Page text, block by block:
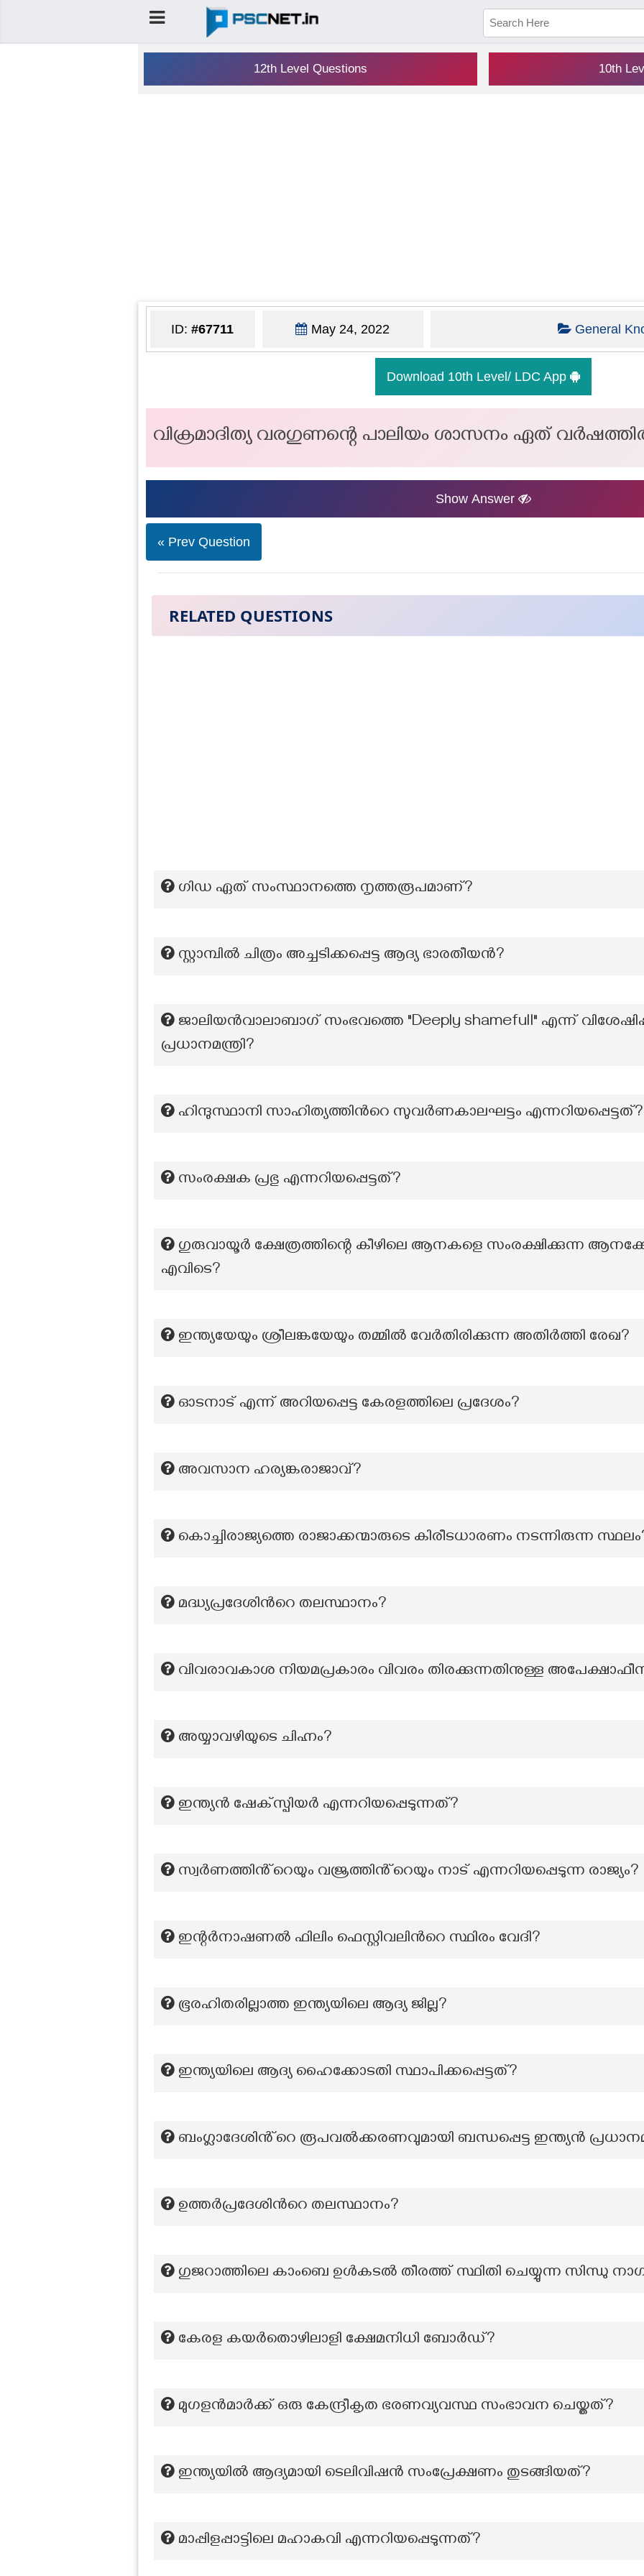
12th Level Questions 10th
ID:#67711 May 24, 2022 General
Download 10th Level/ LDC App
വിക്രമാദിത്യ വരഗുണന്റെ പാലിയം ശാസനം ഏത്
Show Answer
« Prev Question
RELATED QUESTIONS
ഗിഡ ഏത് സംസ്ഥാനത്തെ നൃത്തരൂപമാണ്?
സ്റ്റാമ്പിൽ ചിത്രം അച്ചടിക്കപ്പെട്ട ആദ്യ ഭാരതീയൻ?
ജാലിയൻവാലാബാഗ് സംഭവത്തെ "Deeply shamefull" എന്ന്
പ്രധാനമന്ത്രി?
ഹിന്ദുസ്ഥാനി സാഹിത്യത്തിൻറെ സുവർണകാലഘട്ടം എന്നറിയപ്പെട്ടത്?
സംരക്ഷക പ്രഭു എന്നറിയപ്പെട്ടത്?
ഗുരുവായൂർ ക്ഷേത്രത്തിന്റെ കീഴിലെ ആനകളെ സംരക്ഷിക്കുന്ന
എവിടെ?
ഇന്ത്യയേയും ശ്രീലങ്കയേയും തമ്മില്‍ വേര്‍തിരിക്കുന്ന അതിര്‍ത്തി രേഖ?
ഓടനാട് എന്ന് അറിയപ്പെട്ട കേരളത്തിലെ പ്രദേശം?
അവസാന ഹര്യങ്കരാജാവ്?
കൊച്ചിരാജ്യത്തെ രാജാക്കന്മാരുടെ കിരീടധാരണം നടന്നിരുന്ന
മദ്ധ്യപ്രദേശിന്‍റെ തലസ്ഥാനം?
വിവരാവകാശ നിയമപ്രകാരം വിവരം തിരക്കുന്നതിനുള്ള
അയ്യാവഴിയുടെ ചിഹ്നം?
ഇന്ത്യൻ ഷേക്സ്പിയർ എന്നറിയപ്പെടുന്നത്?
സ്വർണത്തിൻ്റെയും വജ്രത്തിൻ്റെയും നാട് എന്നറിയപ്പെടുന്ന രാജ്യം?
ഇന്റർനാഷണൽ ഫിലിം ഫെസ്റ്റിവലിന്‍റെ സ്ഥിരം വേദി?
ഭൂരഹിതരില്ലാത്ത ഇന്ത്യയിലെ ആദ്യ ജില്ല?
ഇന്ത്യയിലെ ആദ്യ ഹൈക്കോടതി സ്ഥാപിക്കപ്പെട്ടത്?
ബംഗ്ലാദേശിൻ്റെ രൂപവൽക്കരണവുമായി ബന്ധപ്പെട്ട ഇന്ത്യൻ
ഉത്തർപ്രദേശിന്‍റെ തലസ്ഥാനം?
ഗുജറാത്തിലെ കാംബെ ഉൾകടൽ തീരത്ത് സ്ഥിതി ചെയ്യുന്ന സിന്ധു
കേരള കയർതൊഴിലാളി ക്ഷേമനിധി ബോർഡ്?
മുഗളൻമാർക്ക് ഒരു കേന്ദ്രീകൃത ഭരണവ്യവസ്ഥ സംഭാവന ചെയ്തത്?
ഇന്ത്യയില്‍ ആദ്യമായി ടെലിവിഷന്‍ സംപ്രേക്ഷണം തുടങ്ങിയത്?
മാപ്പിളപ്പാട്ടിലെ മഹാകവി എന്നറിയപ്പെടുന്നത്?